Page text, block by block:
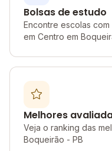
Bolsas de estudo
Encontre escolas
em Centro em
Melhores
Veja o ranking das
Boqueirão - PB